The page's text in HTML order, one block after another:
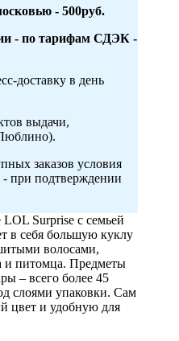
- 500руб.
- по тарифам СДЭК -
доставку в день
выдачи,
заказов условия
- при подтверждении
Surprise с семьей
в себя большую куклу
волосами,
и питомца. Предметы
– всего более 45
слоями упаковки. Сам
цвет и удобную для